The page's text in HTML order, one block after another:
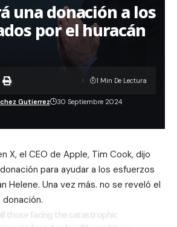
una donación a los
por el huracán
Gutierrez 30 Septiembre 2024
1 Min De Lectura
X, el CEO de Apple, Tim Cook, dijo
para ayudar a los esfuerzos
Helene. Una vez más. no se reveló el